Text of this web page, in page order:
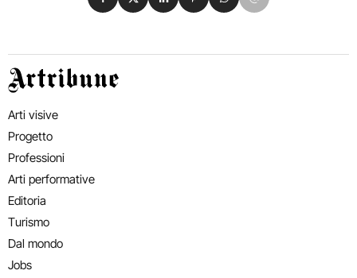
Artribune
Arti visive
Progetto
Professioni
Arti performative
Editoria
Turismo
Dal mondo
Jobs